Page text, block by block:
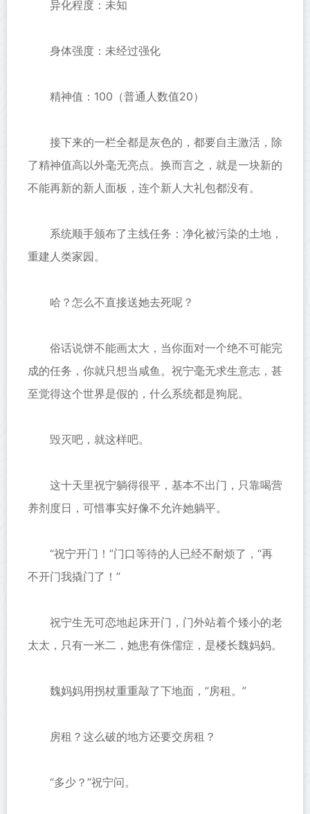
异化程度：未知
身体强度：未经过强化
精神值：100（普通人数值20）
接下来的一栏全都是灰色的，都要自主激活，除
了精神值高以外毫无亮点。换而言之，就是一块新的
不能再新的新人面板，连个新人大礼包都没有。
系统顺手颁布了主线任务：净化被污染的土地，
重建人类家园。
哈？怎么不直接送她去死呢？
俗话说饼不能画太大，当你面对一个绝不可能完
成的任务，你就只想当咸鱼。祝宁毫无求生意志，甚
至觉得这个世界是假的，什么系统都是狗屁。
毁灭吧，就这样吧。
这十天里祝宁躺得很平，基本不出门，只靠喝营
养剂度日，可惜事实好像不允许她躺平。
“祝宁开门！”门口等待的人已经不耐烦了，“再
不开门我撬门了！”
祝宁生无可恋地起床开门，门外站着个矮小的老
太太，只有一米二，她患有侏儒症，是楼长魏妈妈。
魏妈妈用拐杖重重敲了下地面，“房租。”
房租？这么破的地方还要交房租？
“多少？”祝宁问。